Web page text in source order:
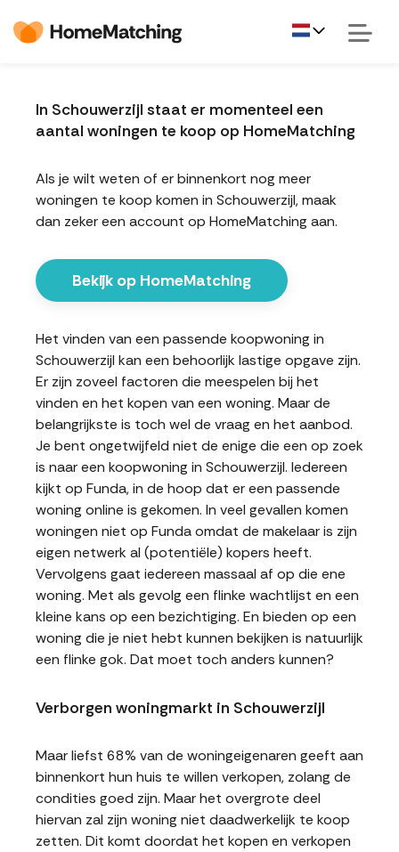
In Schouwerzijl staat er momenteel een
aantal woningen te koop op HomeMatching
Als je wilt weten of er binnenkort nog meer
woningen te koop komen in Schouwerzijl, maak
dan zeker een account op HomeMatching aan.
Bekijk op HomeMatching
Het vinden van een passende koopwoning in
Schouwerzijl kan een behoorlijk lastige opgave zijn.
Er zijn zoveel factoren die meespelen bij het
vinden en het kopen van een woning. Maar de
belangrijkste is toch wel de vraag en het aanbod.
Je bent ongetwijfeld niet de enige die een op zoek
is naar een koopwoning in Schouwerzijl. Iedereen
kijkt op Funda, in de hoop dat er een passende
woning online is gekomen. In veel gevallen komen
woningen niet op Funda omdat de makelaar is zijn
eigen netwerk al (potentiële) kopers heeft.
Vervolgens gaat iedereen massaal af op die ene
woning. Met als gevolg een flinke wachtlijst en een
kleine kans op een bezichtiging. En bieden op een
woning die je niet hebt kunnen bekijken is natuurlijk
een flinke gok. Dat moet toch anders kunnen?
Verborgen woningmarkt in Schouwerzijl
Maar liefst 68% van de woningeigenaren geeft aan
binnenkort hun huis te willen verkopen, zolang de
condities goed zijn. Maar het overgrote deel
hiervan zal zijn woning niet daadwerkelijk te koop
zetten. Dit komt doordat het kopen en verkopen